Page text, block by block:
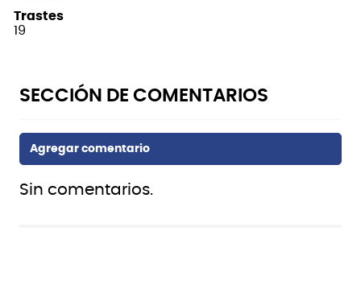
Trastes
19
Sin comentarios.